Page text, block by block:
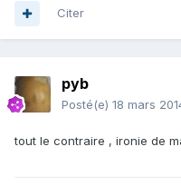
Citer
pyb
Posté(e) 18 mars
tout le contraire , ironie de